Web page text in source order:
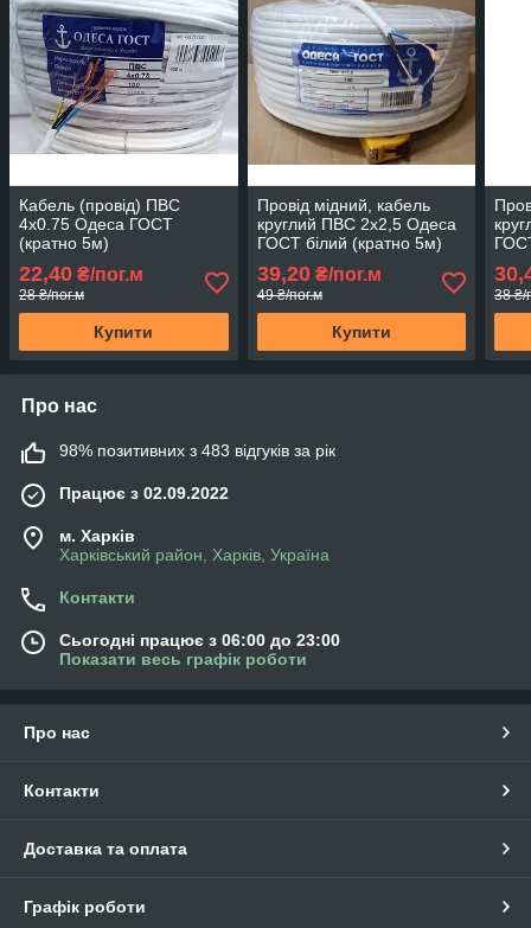
Кабель (провід) ПВС
4х0.75 Одеса ГОСТ
(кратно 5м)
22,40 ₴/пог.м
28 ₴/пог.м
Купити
Провід мідний, кабель
круглий ПВС 2х2,5 Одеса
ГОСТ білий (кратно 5м)
39,20₴/пог.м
49 ₴/пог.м
Купити
38 ₴/
Про нас
98% позитивних з 483 відгуків за рік
Працює з 02.09.2022
м. Харків
Харківський район, Харків, Україна
Контакти
Сьогодні працює з 06:00 до 23:00
Показати весь графік роботи
Про нас
Контакти
Доставка та оплата
Графік роботи